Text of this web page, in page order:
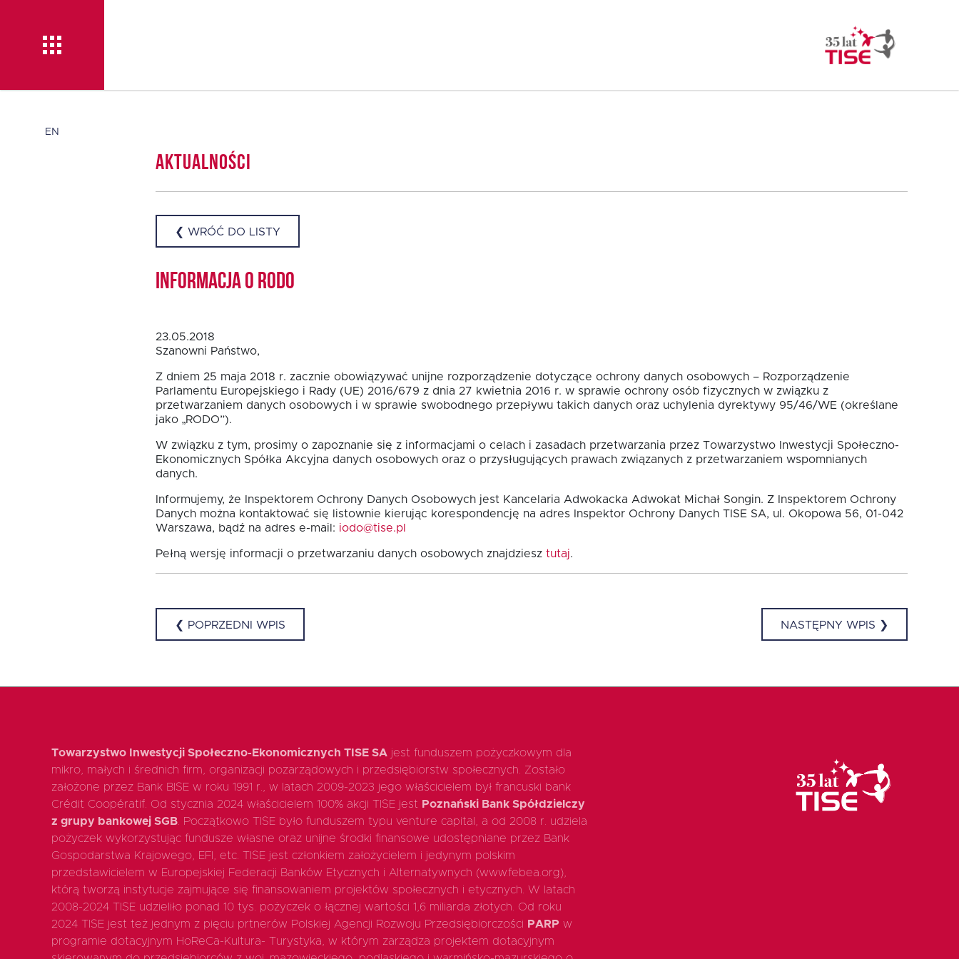
Dlaczego TISE?
Pożyczka rozwojowa
Oferta dla MSP
Oferta dla NGO/PES
Fundusz FKIS
Rodo
Dokumenty
Kontakt
EN
Aktualności
❮ WRÓĆ DO LISTY
Informacja o RODO
23.05.2018
Szanowni Państwo,
Z dniem 25 maja 2018 r. zacznie obowiązywać unijne rozporządzenie dotyczące ochrony danych osobowych – Rozporządzenie
Parlamentu Europejskiego i Rady (UE) 2016/679 z dnia 27 kwietnia 2016 r. w sprawie ochrony osób fizycznych w związku z
przetwarzaniem danych osobowych i w sprawie swobodnego przepływu takich danych oraz uchylenia dyrektywy 95/46/WE (określane
jako „RODO”).
W związku z tym, prosimy o zapoznanie się z informacjami o celach i zasadach przetwarzania przez Towarzystwo Inwestycji Społeczno-
Ekonomicznych Spółka Akcyjna danych osobowych oraz o przysługujących prawach związanych z przetwarzaniem wspomnianych
danych.
Informujemy, że Inspektorem Ochrony Danych Osobowych jest Kancelaria Adwokacka Adwokat Michał Songin. Z Inspektorem Ochrony
Danych można kontaktować się listownie kierując korespondencję na adres Inspektor Ochrony Danych TISE SA, ul. Okopowa 56, 01-042
Warszawa, bądź na adres e-mail: iodo@tise.pl
Pełną wersję informacji o przetwarzaniu danych osobowych znajdziesz tutaj.
❮ POPRZEDNI WPIS NASTĘPNY WPIS ❯
Towarzystwo Inwestycji Społeczno-Ekonomicznych TISE SA jest funduszem pożyczkowym dla
mikro, małych i średnich firm, organizacji pozarządowych i przedsiębiorstw społecznych. Zostało
założone przez Bank BISE w roku 1991 r., w latach 2009-2023 jego właścicielem był francuski bank
Crédit Coopératif. Od stycznia 2024 właścicielem 100% akcji TISE jest Poznański Bank Spółdzielczy
z grupy bankowej SGB . Początkowo TISE było funduszem typu venture capital, a od 2008 r. udziela
pożyczek wykorzystując fundusze własne oraz unijne środki finansowe udostępniane przez Bank
Gospodarstwa Krajowego, EFI, etc. TISE jest członkiem założycielem i jedynym polskim
przedstawicielem w Europejskiej Federacji Banków Etycznych i Alternatywnych (www.febea.org),
którą tworzą instytucje zajmujące się finansowaniem projektów społecznych i etycznych. W latach
2008-2024 TISE udzieliło ponad 10 tys. pożyczek o łącznej wartości 1,6 miliarda złotych. Od roku
2024 TISE jest też jednym z pięciu prtnerów Polskiej Agencji Rozwoju Przedsiębiorczości PARP w
programie dotacyjnym HoReCa-Kultura- Turystyka, w którym zarządza projektem dotacyjnym